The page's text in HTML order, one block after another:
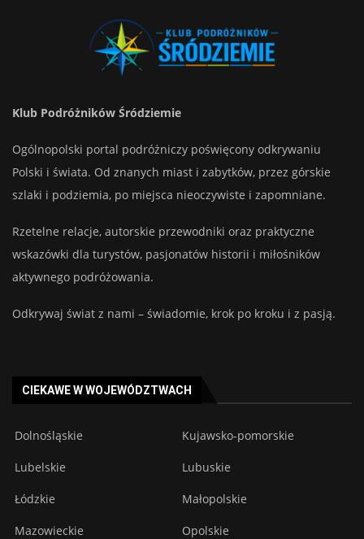
Klub Podróżników Śródziemie
Ogólnopolski portal podróżniczy poświęcony odkrywaniu
Polski i świata. Od znanych miast i zabytków, przez górskie
szlaki i podziemia, po miejsca nieoczywiste i zapomniane.
Rzetelne relacje, autorskie przewodniki oraz praktyczne
wskazówki dla turystów, pasjonatów historii i miłośników
aktywnego podróżowania.
Odkrywaj świat z nami – świadomie, krok po kroku i z pasją.
CIEKAWE W WOJEWÓDZTWACH
Dolnośląskie Kujawsko-pomorskie
Lubelskie Lubuskie
Łódzkie Małopolskie
Mazowieckie Opolskie